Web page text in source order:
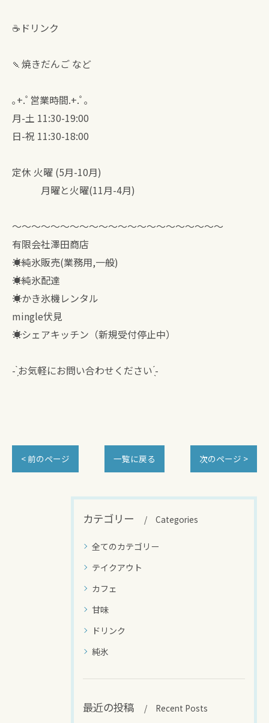
☕ドリンク
🍡焼きだんご など
｡+.ﾟ営業時間.+.ﾟ｡
月-土 11:30-19:00
日-祝 11:30-18:00
定休 火曜 (5月-10月)
月曜と火曜(11月-4月)
〜〜〜〜〜〜〜〜〜〜〜〜〜〜〜〜〜〜〜〜〜〜
有限会社澤田商店
☀︎純氷販売(業務用,一般)
☀︎純氷配達
☀︎かき氷機レンタル
mingle伏見
☀︎シェアキッチン（新規受付停止中）
- ̗̀お気軽にお問い合わせください ̖́-
< 前のページ 一覧に戻る 次のページ >
カテゴリー Categories
全てのカテゴリー
テイクアウト
カフェ
甘味
ドリンク
純氷
最近の投稿 Recent Posts